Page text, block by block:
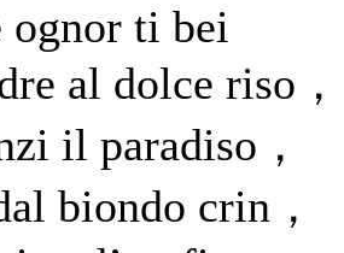
ognor ti bei
al dolce riso，
il paradiso，
biondo crin，